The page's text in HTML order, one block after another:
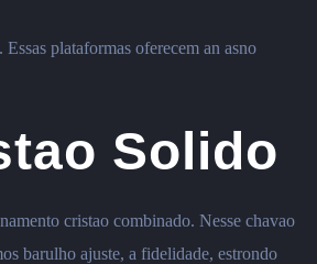
plataformas oferecem an asno
Solido
cristao combinado. Nesse chavao
barulho ajuste, a fidelidade, estrondo